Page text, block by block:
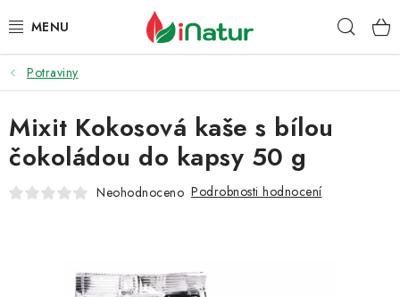
na
POTRAVINY
OŘECHY A SUŠENÉ PLODY
SNACKY
Potraviny
Mixit Kokosová kaše s bílou
čokoládou do kapsy 50 g
Neohodnoceno Podrobnosti hodnocení